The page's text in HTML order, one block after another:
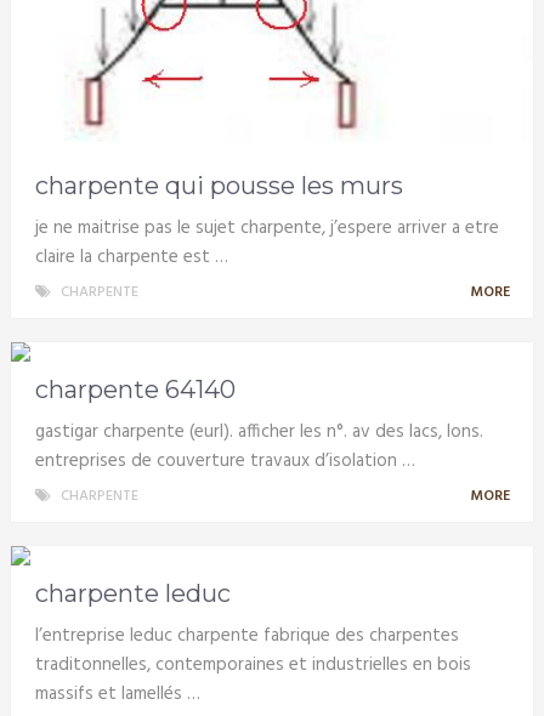
charpente qui pousse les murs
je ne maitrise pas le sujet charpente, j’espere arriver a etre
claire la charpente est …
CHARPENTE MORE
charpente 64140
gastigar charpente (eurl). afficher les n°. av des lacs, lons.
entreprises de couverture travaux d’isolation …
CHARPENTE MORE
charpente leduc
l’entreprise leduc charpente fabrique des charpentes
traditonnelles, contemporaines et industrielles en bois
massifs et lamellés …